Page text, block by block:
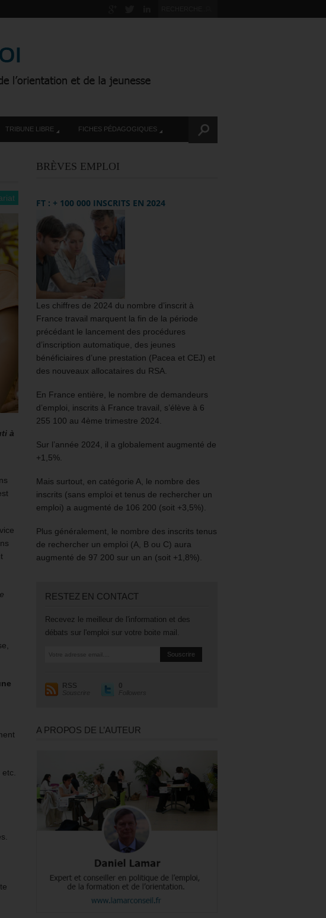
TRIBUNE LIBRE FICHES PÉDAGOGIQUES
à
BRÈVES EMPLOI
FT : + 100 000 INSCRITS EN 2024
Les chiffres de 2024 du nombre d’inscrit à
France travail marquent la fin de la période
précédant le lancement des procédures
d’inscription automatique, des jeunes
bénéficiaires d’une prestation (Pacea et CEJ) et
des nouveaux allocataires du RSA.
En France entière, le nombre de demandeurs
d’emploi, inscrits à France travail, s’élève à 6
255 100 au 4ème trimestre 2024.
Sur l’année 2024, il a globalement augmenté de
+1,5%.
Mais surtout, en catégorie A, le nombre des
inscrits (sans emploi et tenus de rechercher un
emploi) a augmenté de 106 200 (soit +3,5%).
Plus généralement, le nombre des inscrits tenus
de rechercher un emploi (A, B ou C) aura
augmenté de 97 200 sur un an (soit +1,8%).
RESTEZ EN CONTACT
Recevez le meilleur de l'information et des
débats sur l'emploi sur votre boite mail.
RSS
Souscrire
0
Followers
A PROPOS DE L’AUTEUR